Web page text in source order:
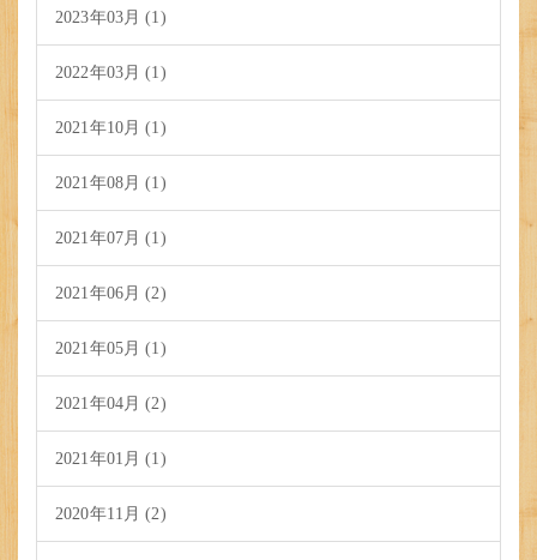
2023年03月 (1)
2022年03月 (1)
2021年10月 (1)
2021年08月 (1)
2021年07月 (1)
2021年06月 (2)
2021年05月 (1)
2021年04月 (2)
2021年01月 (1)
2020年11月 (2)